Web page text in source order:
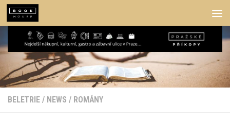
Skip to content
BELETRIE / NEWS / ROMÁNY